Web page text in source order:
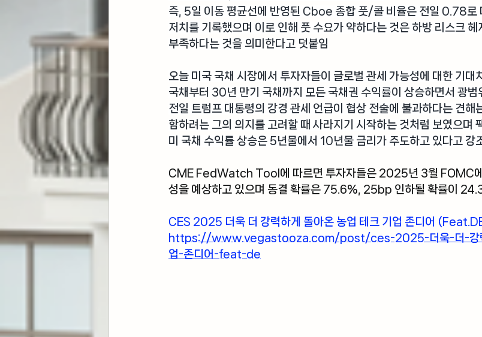
즉, 5일 이동 평균선에 반영된 Cboe 종합 풋/콜 비율은 전일 0.78로
저치를 기록했으며 이로 인해 풋 수요가 약하다는 것은 하방 리스크 헤
부족하다는 것을 의미한다고 덧붙임
오늘 미국 국채 시장에서 투자자들이 글로벌 관세 가능성에 대한 기대
국채부터 30년 만기 국채까지 모든 국채권 수익률이 상승하면서 광범
전일 트럼프 대통령의 강경 관세 언급이 협상 전술에 불과하다는 견해
함하려는 그의 의지를 고려할 때 사라지기 시작하는 것처럼 보였으며
미 국채 수익률 상승은 5년물에서 10년물 금리가 주도하고 있다고 강
CME FedWatch Tool 에 따르면 투자자들은 2025년 3월 FOMC
성을 예상하고 있으며 동결 확률은 75.6%, 25bp 인하될 확률이
CES 2025 더욱 더 강력하게 돌아온 농업 테크 기업 존디어 (
https://www.vegastooza.com/post/ces-2025-더욱-더-강력
업-존디어-feat-de